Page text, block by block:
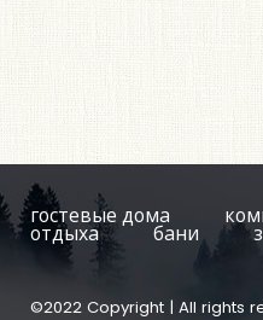
гостевые дома
отдыха бани
©2022 Copyright | All rights